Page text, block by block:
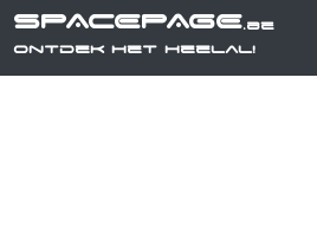
SPACEPAGE.be
Ontdek het heelal!